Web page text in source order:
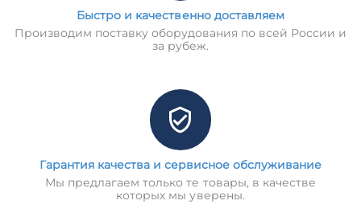
Быстро и качественно доставляем
Производим поставку оборудования по всей России и
за рубеж.
Гарантия качества и сервисное обслуживание
Мы предлагаем только те товары, в качестве
которых мы уверены.